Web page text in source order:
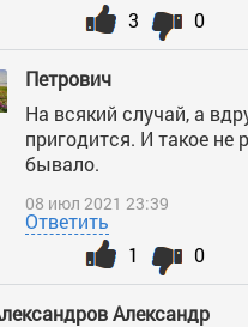
0
3
Петрович
На всякий случай, а
пригодится. И такое не
бывало.
08 июл 2021 23:39
Ответить
0
1
Александр